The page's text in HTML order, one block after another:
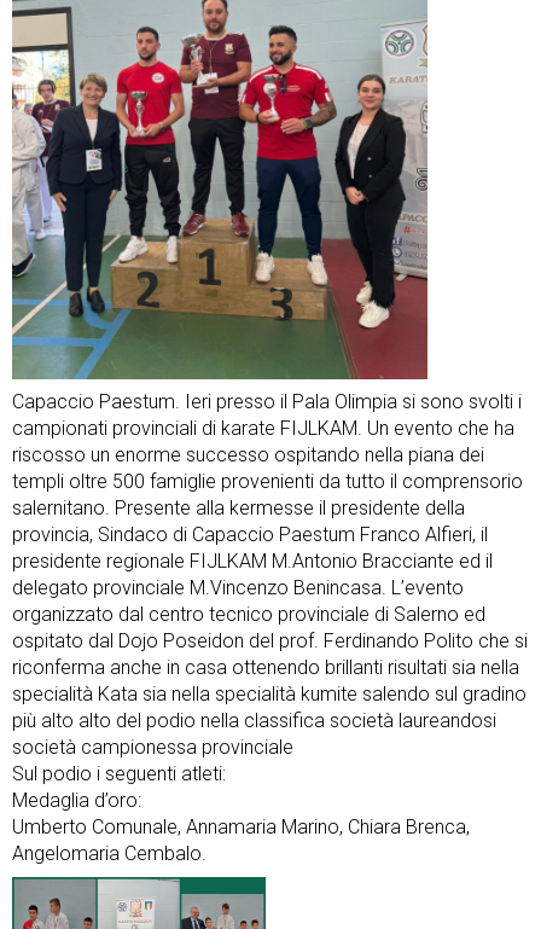
Capaccio Paestum. Ieri presso il Pala Olimpia si sono svolti i
campionati provinciali di karate FIJLKAM. Un evento che ha
riscosso un enorme successo ospitando nella piana dei
templi oltre 500 famiglie provenienti da tutto il comprensorio
salernitano. Presente alla kermesse il presidente della
provincia, Sindaco di Capaccio Paestum Franco Alfieri, il
presidente regionale FIJLKAM M.Antonio Bracciante ed il
delegato provinciale M.Vincenzo Benincasa. L’evento
organizzato dal centro tecnico provinciale di Salerno ed
ospitato dal Dojo Poseidon del prof. Ferdinando Polito che si
riconferma anche in casa ottenendo brillanti risultati sia nella
specialità Kata sia nella specialità kumite salendo sul gradino
più alto alto del podio nella classifica società laureandosi
società campionessa provinciale
Sul podio i seguenti atleti:
Medaglia d’oro:
Umberto Comunale, Annamaria Marino, Chiara Brenca,
Angelomaria Cembalo.